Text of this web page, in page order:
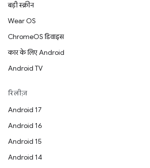
बड़ी स्क्रीन
Wear OS
ChromeOS डिवाइस
कार के लिए Android
Android TV
रिलीज़
Android 17
Android 16
Android 15
Android 14